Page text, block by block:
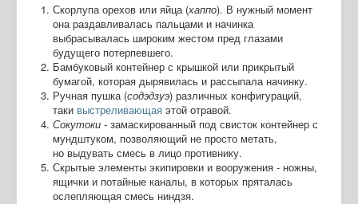
Скорлупа орехов или яйца (хаппо). В нужный момент
она раздавливалась пальцами и начинка
выбрасывалась широким жестом пред глазами
будущего потерпевшего.
Бамбуковый контейнер с крышкой или прикрытый
бумагой, которая дырявилась и рассыпала начинку.
Ручная пушка (содэдзуэ) различных конфигураций,
таки выстреливающая этой отравой.
Сокутоки - замаскированный под свисток контейнер с
мундштуком, позволяющий не просто метать,
но выдувать смесь в лицо противнику.
Скрытые элементы экипировки и вооружения - ножны,
ящички и потайные каналы, в которых пряталась
ослепляющая смесь ниндзя.